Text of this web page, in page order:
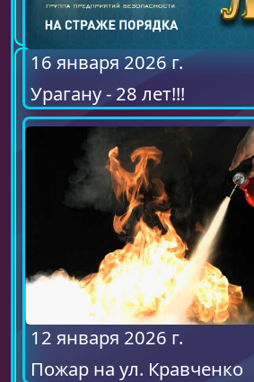
16 января 2026 г.
Урагану - 28 лет!!!
12 января 2026 г.
Пожар на ул. Кравченко